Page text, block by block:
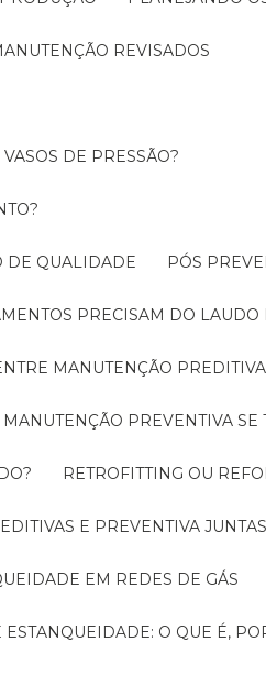
REVISADOS
DE PRESSÃO?
DE QUALIDADE PÓS
PRECISAM DO
MANUTENÇÃO
MANUTENÇÃO PREVENTIVA
RETROFITTING OU
E PREVENTIVA JUNTAS
EM REDES DE GÁS
ESTANQUEIDADE: O QUE É,